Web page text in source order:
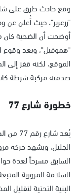
"زرعزير"، حيث أُعلن عن
أوضحت أن الضحية كان
"هموفيل"، وبعد وقوع
الموقع، لكنه قفز إلى
صدمته مركبة شرطة
خطورة شارع 77
يُعد
الجليل، ويشهد حركة
السابق مسرحاً لعدة
السلامة المرورية
البنية التحتية لتقليل